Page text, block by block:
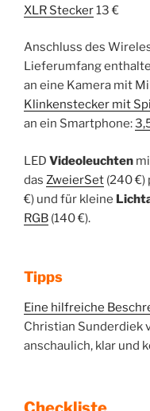
XLR Stecker13 €
Anschluss des
Lieferumfang
an eine Kamera mit
Klinkenstecker mit
an ein Smartphone:
LED Videoleuchten
das ZweierSet (240 €)
€) und für kleine
RGB (140 €).
Tipps
Eine hilfreiche
Christian Sunderdiek
anschaulich, klar und